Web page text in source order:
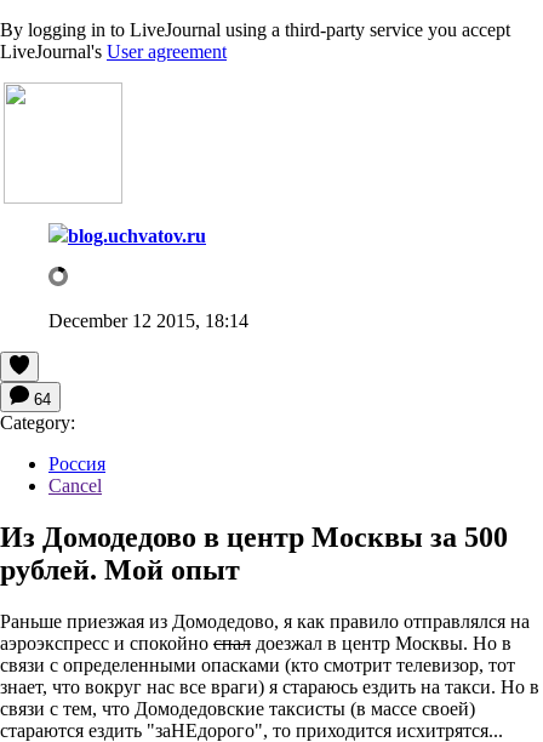
By logging in to LiveJournal using a third-party service you accept
LiveJournal's User agreement
blog.uchvatov.ru
December 12 2015, 18:14
64
Category:
Россия
Cancel
Из Домодедово в центр Москвы за 500
рублей. Мой опыт
Раньше приезжая из Домодедово, я как правило отправлялся на
аэроэкспресс и спокойно спал доезжал в центр Москвы. Но в
связи с определенными опасками (кто смотрит телевизор, тот
знает, что вокруг нас все враги) я стараюсь ездить на такси. Но в
связи с тем, что Домодедовские таксисты (в массе своей)
стараются ездить "заНЕдорого", то приходится исхитрятся...